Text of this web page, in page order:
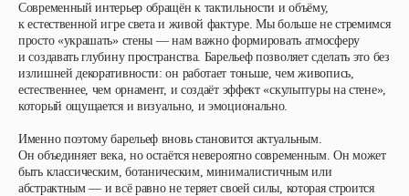
Современный интерьер обращён к тактильности и объёму,
к естественной игре света и живой фактуре. Мы больше не стремимся
просто «украшать» стены — нам важно формировать атмосферу
и создавать глубину пространства. Барельеф позволяет сделать это без
излишней декоративности: он работает тоньше, чем живопись,
естественнее, чем орнамент, и создаёт эффект «скульптуры на стене»,
который ощущается и визуально, и эмоционально.
Именно поэтому барельеф вновь становится актуальным.
Он объединяет века, но остаётся невероятно современным. Он может
быть классическим, ботаническим, минималистичным или
абстрактным — и всё равно не теряет своей силы, которая строится